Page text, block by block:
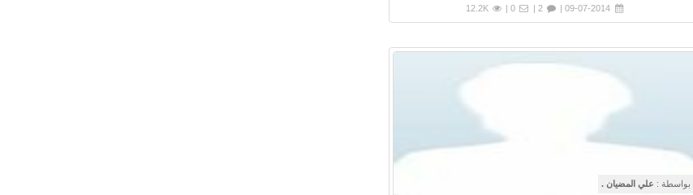
09-07-2014 |
2 |
12.2K
بواسطة : علي المضيان .